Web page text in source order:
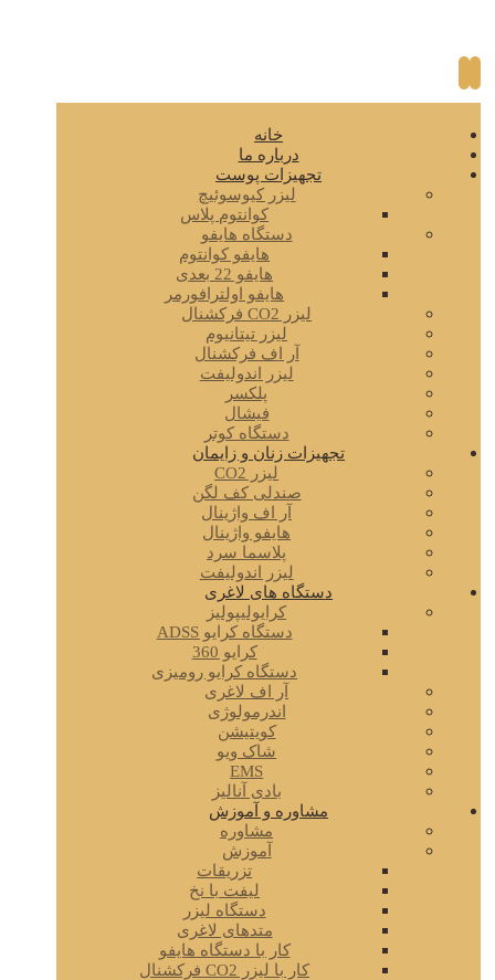
خانه
درباره ما
تجهیزات پوست
لیزر کیوسوئیچ
کوانتوم پلاس
دستگاه هایفو
هایفو کوانتوم
هایفو 22 بعدی
هایفو اولترافورمر
لیزر CO2 فرکشنال
لیزر تیتانیوم
آر اف فرکشنال
لیزر اندولیفت
پلکسر
فیشال
دستگاه کوتر
تجهیزات زنان و زایمان
لیزر CO2
صندلی کف لگن
آر اف واژینال
هایفو واژینال
پلاسما سرد
لیزر اندولیفت
دستگاه های لاغری
کرایولیپولیز
دستگاه کرایو ADSS
کرایو 360
دستگاه کرایو رومیزی
آر اف لاغری
اندرمولوژی
کویتیشن
شاک ویو
EMS
بادی آنالیز
مشاوره و آموزش
مشاوره
آموزش
تزریقات
لیفت با نخ
دستگاه لیزر
متدهای لاغری
کار با دستگاه هایفو
کار با لیزر CO2 فرکشنال